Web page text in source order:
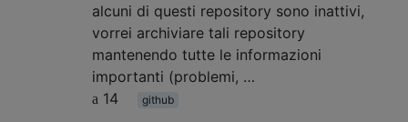
alcuni di questi repository sono inattivi,
vorrei archiviare tali repository
mantenendo tutte le informazioni
importanti (problemi, …
14
github